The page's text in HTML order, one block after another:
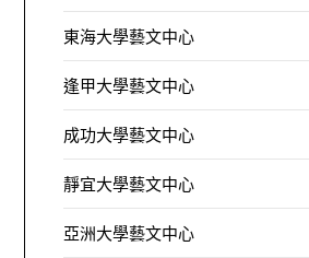
東海大學藝文中心
逢甲大學藝文中心
成功大學藝文中心
靜宜大學藝文中心
亞洲大學藝文中心